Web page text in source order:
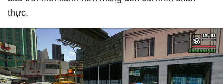
thực.